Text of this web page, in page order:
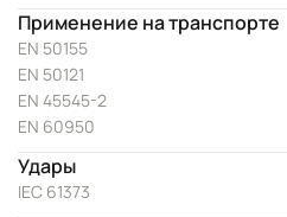
Применение на транспорте
EN 50155
EN 50121
EN 45545-2
EN 60950
Удары
IEC 61373